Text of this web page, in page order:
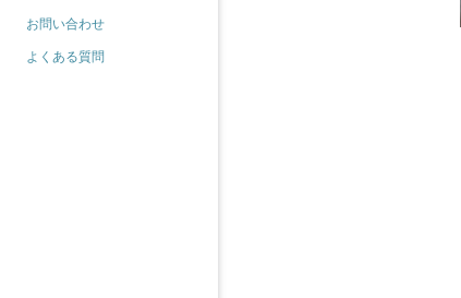
お問い合わせ
よくある質問